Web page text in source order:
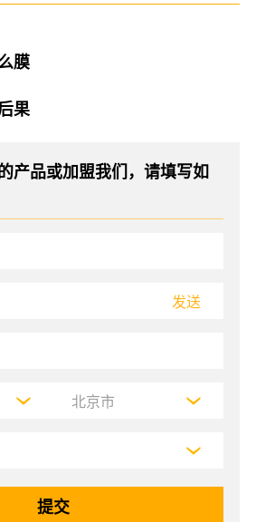
膜
果
产品或加盟我们，请填写如
发送